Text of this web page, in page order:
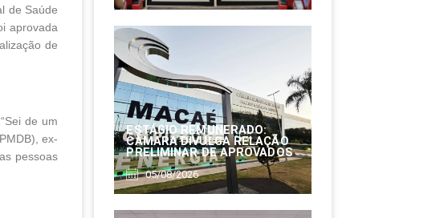
de Saúde
aprovada
de
de um
ex-
pessoas
ESTÁGIO REMUNERADO:
CÂMARA DIVULGA RELAÇÃO
PRELIMINAR DE APROVADOS
05/08/2026